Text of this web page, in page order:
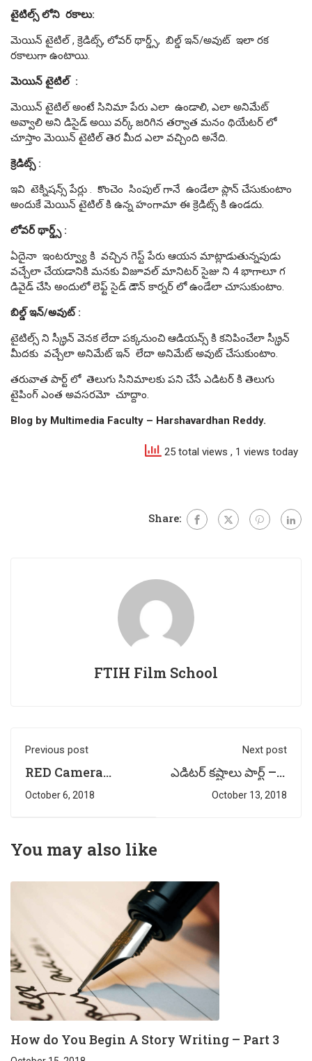
టైటిల్స్ లోని రకాలు:
మెయిన్ టైటిల్ , క్రెడిట్స్, లోవర్ థార్డ్స్, బిల్డ్ ఇన్/అవుట్ ఇలా రక
రకాలుగా ఉంటాయి.
మెయిన్ టైటిల్ :
మెయిన్ టైటిల్ అంటే సినిమా పేరు ఎలా ఉండాలి, ఎలా అనిమేట్
అవ్వాలి అని డిసైడ్ అయి వర్క్ జరిగిన తర్వాత మనం థియేటర్ లో
చూస్తాం మెయిన్ టైటిల్ తెర మీద ఎలా వచ్చింది అనేది.
క్రెడిట్స్ :
ఇవి టెక్నిషన్స్ పేర్లు . కొంచెం సింపుల్ గానే ఉండేలా ప్లాన్ చేసుకుంటాం
అందుకే మెయిన్ టైటిల్ కి ఉన్న హంగామా ఈ క్రెడిట్స్ కి ఉండదు.
లోవర్ థార్డ్స్ :
ఏదైనా ఇంటర్వ్యూ కి వచ్చిన గెస్ట్ పేరు ఆయన మాట్లాడుతున్నపుడు
వచ్చేలా చేయడానికి మనకు విజూవల్ మానిటర్ సైజు ని 4 భాగాలూ గ
డివైడ్ చేసి అందులో లెఫ్ట్ సైడ్ డౌన్ కార్నర్ లో ఉండేలా చూసుకుంటాం.
బిల్డ్ ఇన్/అవుట్ :
టైటిల్స్ ని స్క్రీన్ వెనక లేదా పక్కనుంచి ఆడియన్స్ కి కనిపించేలా స్క్రీన్
మీదకు వచ్చేలా అనిమేట్ ఇన్ లేదా అనిమేట్ అవుట్ చేసుకుంటాం.
తరువాత పార్ట్ లో తెలుగు సినిమాలకు పని చేసే ఎడిటర్ కి తెలుగు
టైపింగ్ ఎంత అవసరమో చూద్దాం.
Blog by Multimedia Faculty – Harshavardhan Reddy.
25 total views , 1 views today
Share:
FTIH Film School
Previous post
RED Camera
Workshop on the
First day by
Mr.MV Raghu
October 6, 2018
Next post
ఎడిటర్ కష్టాలు పార్ట్ – 6
| by Multimedia
Faculty –
October 13, 2018
You may also like
How do You Begin A Story Writing – Part 3